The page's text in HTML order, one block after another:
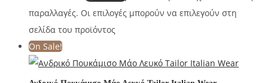
παραλλαγές. Οι επιλογές μπορούν να επιλεγούν στη
σελίδα του προϊόντος
On Sale!